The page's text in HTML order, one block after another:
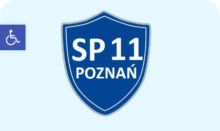
Open toolbar